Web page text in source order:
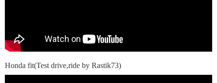
Honda fit(Test drive,ride by Rastik73)